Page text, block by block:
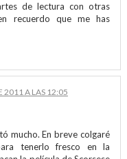
de lectura con otras
recuerdo que me has
2011 A LAS 12:05
mucho. En breve colgaré
tenerlo fresco en la